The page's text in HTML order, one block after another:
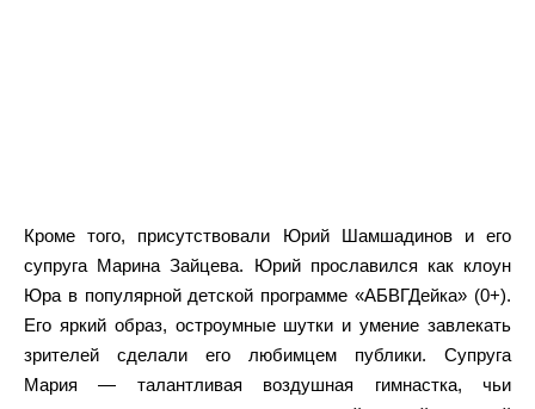
Кроме того, присутствовали Юрий Шамшадинов и его
супруга Марина Зайцева. Юрий прославился как клоун
Юра в популярной детской программе «АБВГДейка» (0+).
Его яркий образ, остроумные шутки и умение завлекать
зрителей сделали его любимцем публики. Супруга
Мария — талантливая воздушная гимнастка, чьи